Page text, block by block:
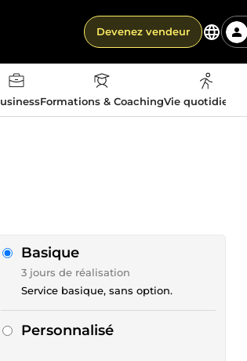
Devenez vendeur
Formations & CoachingVie
Basique
3 jours de réalisation
Service basique, sans option.
Personnalisé